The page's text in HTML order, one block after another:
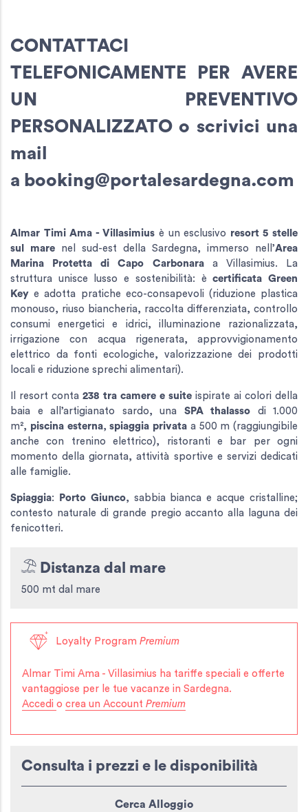
CONTATTACI
TELEFONICAMENTE PER AVERE
UN PREVENTIVO
PERSONALIZZATO o scrivici una
mail
a booking@portalesardegna.com
Almar Timi Ama - Villasimius è un esclusivo resort 5 stelle
sul mare nel sud-est della Sardegna, immerso nell’Area
Marina Protetta di Capo Carbonaraa Villasimius. La
struttura unisce lusso e sostenibilità: ècertificata Green
Key e adotta pratiche eco-consapevoli (riduzione plastica
monouso, riuso biancheria, raccolta differenziata, controllo
consumi energetici e idrici, illuminazione razionalizzata,
irrigazione con acqua rigenerata, approvvigionamento
elettrico da fonti ecologiche, valorizzazione dei prodotti
locali e riduzione sprechi alimentari).
Il resort conta 238 tra camere e suite ispirate ai colori della
baia e all’artigianato sardo, una SPA thalasso di 1.000
m², piscina esterna,spiaggia privata a 500 m (raggiungibile
anche con trenino elettrico), ristoranti e bar per ogni
momento della giornata, attività sportive e servizi dedicati
alle famiglie.
Spiaggia: Porto Giunco, sabbia bianca e acque cristalline;
contesto naturale di grande pregio accanto alla laguna dei
fenicotteri.
Distanza dal mare
500 mt dal mare
Loyalty ProgramPremium
Almar Timi Ama - Villasimius ha tariffe speciali e offerte
vantaggiose per le tue vacanze in Sardegna.
Accedi o crea un Account Premium
Consulta i prezzi e le disponibilità
Cerca Alloggio